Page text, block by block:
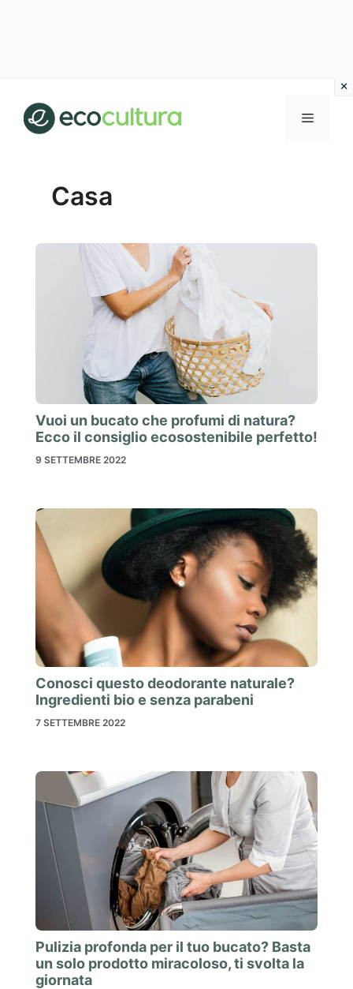
contenuto
MENU
Casa
Vuoi un bucato che profumi di natura?
Ecco il consiglio ecosostenibile perfetto!
9 SETTEMBRE 2022
Conosci questo deodorante naturale?
Ingredienti bio e senza parabeni
7 SETTEMBRE 2022
Pulizia profonda per il tuo bucato? Basta
un solo prodotto miracoloso, ti svolta la
giornata